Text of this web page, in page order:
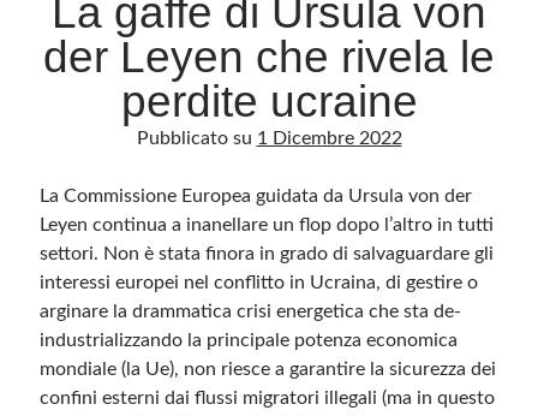
Archivio
Categorie
Categorie
Questo blog non rappresenta una testata giornalistica, in quanto viene aggiornato
senza alcuna periodicità. Non può pertanto considerarsi un prodotto editoriale ai
sensi della legge n· 62 del 7.03.2001. L’autore non è responsabile di quanto
pubblicato dai lettori nei commenti ai vari post. Saranno comunque cancellati quelli
ritenuti offensivi o lesivi dell’immagine o dell’onorabilità di terzi, di genere spam,
La gaffe di Ursula von
der Leyen che rivela le
perdite ucraine
Pubblicato su 1 Dicembre 2022
La Commissione Europea guidata da Ursula von der
Leyen continua a inanellare un flop dopo l’altro in tutti
settori. Non è stata finora in grado di salvaguardare gli
interessi europei nel conflitto in Ucraina, di gestire o
arginare la drammatica crisi energetica che sta de-
industrializzando la principale potenza economica
mondiale (la Ue), non riesce a garantire la sicurezza dei
confini esterni dai flussi migratori illegali (ma in questo